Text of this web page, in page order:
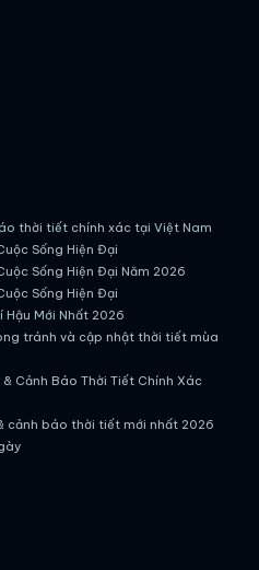
thời tiết chính xác tại Việt Nam
Sống Hiện Đại
Sống Hiện Đại Năm 2026
Sống Hiện Đại
Hậu Mới Nhất 2026
tránh và cập nhật thời tiết mùa
Cảnh Báo Thời Tiết Chính Xác
cảnh báo thời tiết mới nhất 2026
hiện đại
Cảnh Báo Thời Tiết Chính Xác
Sống Hiện Đại